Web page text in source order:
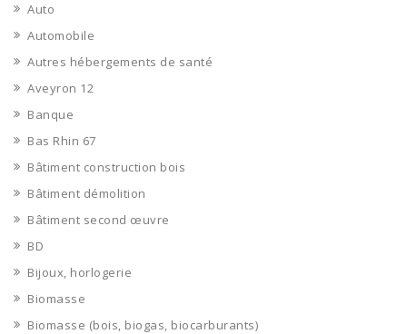
Auto
Automobile
Autres hébergements de santé
Aveyron 12
Banque
Bas Rhin 67
Bâtiment construction bois
Bâtiment démolition
Bâtiment second œuvre
BD
Bijoux, horlogerie
Biomasse
Biomasse (bois, biogas, biocarburants)